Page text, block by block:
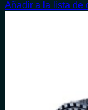
Añadir a la lista de